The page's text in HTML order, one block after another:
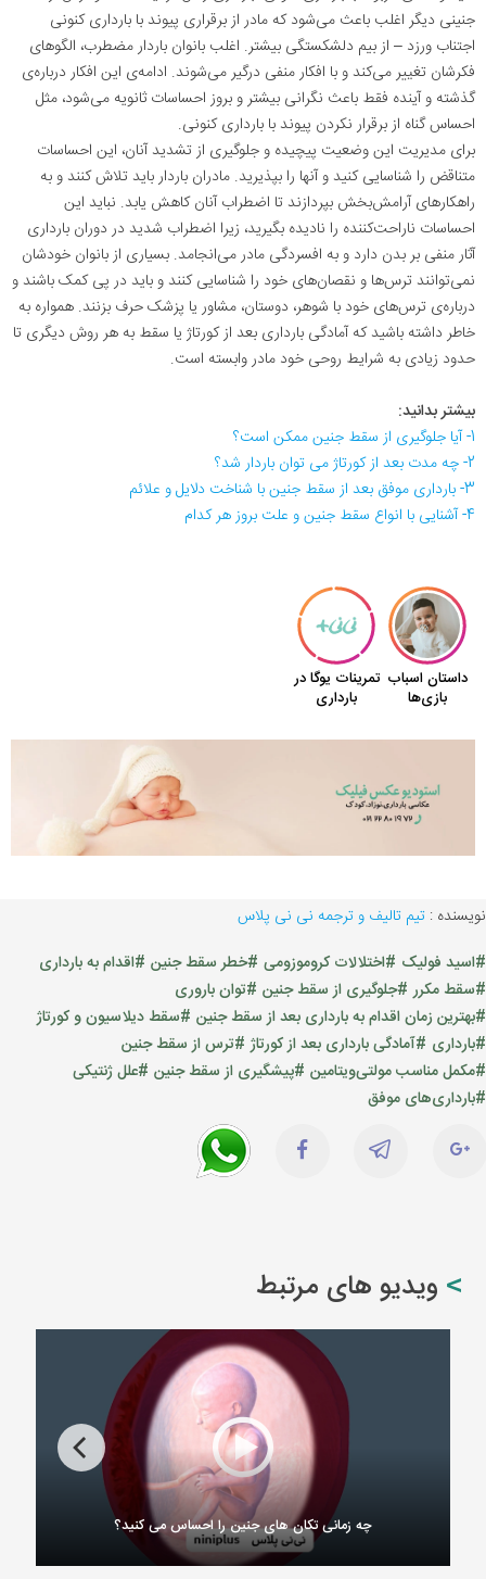
جنینی دیگر اغلب باعث می‌شود که مادر از برقراری پیوند با بارداری کنونی
اجتناب ورزد – از بیم دلشکستگی بیشتر. اغلب بانوان باردار مضطرب، الگوهای
فکر‌شان تغییر می‌کند و با افکار منفی درگیر می‌شوند. ادامه‌ی این افکار درباره‌ی
گذشته و آینده فقط باعث نگرانی بیشتر و بروز احساسات ثانویه می‌شود، مثل
احساس گناه از برقرار نکردن پیوند با بارداری کنونی.
برای مدیریت این وضعیت پیچیده و جلوگیری از تشدید آنان، این احساسات
متناقض را شناسایی کنید و آنها را بپذیرید. مادران باردار باید تلاش کنند و به
راهکارهای آرامش‌بخش بپردازند تا اضطراب آنان کاهش ‌یابد. نباید این
احساسات ناراحت‌کننده را نادیده بگیرید، زیرا اضطراب شدید در دوران بارداری
آثار منفی بر بدن دارد و به افسردگی مادر می‌انجامد. بسیاری از بانوان خودشان
نمی‌توانند ترس‌ها و نقصان‌های خود را شناسایی کنند و باید در پی کمک باشند و
درباره‌ی ترس‌های خود با شوهر، دوستان، مشاور یا پزشک حرف بزنند. همواره به
خاطر داشته باشید که آمادگی بارداری بعد از کورتاژ یا سقط به هر روش دیگری تا
حدود زیادی به شرایط روحی خود مادر وابسته است.
بیشتر بدانید:
1- آیا جلوگیری از سقط جنین ممکن است؟
2- چه مدت بعد از کورتاژ می توان باردار شد؟
3- بارداری موفق بعد از سقط جنین با شناخت دلایل و علائم
4- آشنایی با انواع سقط جنین و علت بروز هر کدام
نویسنده : تیم تالیف و ترجمه نی نی پلاس
#اسید فولیک #اختلالات کروموزومی #خطر سقط جنین #اقدام به بارداری
#سقط مکرر #جلوگیری از سقط جنین #توان باروری
#بهترین زمان اقدام به بارداری بعد از سقط جنین #سقط دیلاسیون و کورتاژ
#بارداری #آمادگی بارداری بعد از کورتاژ #ترس از سقط جنین
#مکمل مناسب مولتی‌ویتامین #پیشگیری از سقط جنین #علل ژنتیکی
#بارداری‌های موفق
ویدیو های مرتبط
چه زمانی تکان های جنین را احساس می کنید؟